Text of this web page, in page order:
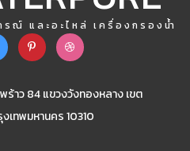
ณ์ และอะไหล่ เครื่องกรองน้ำ
าว 84 แขวงวังทองหลาง เขต
เทพมหานคร 10310